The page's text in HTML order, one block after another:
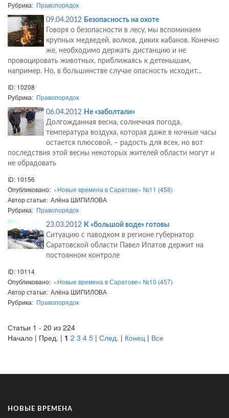
Рубрика: Правопорядок
09.04.2012 Безопасность на охоте
Говоря о безопасности в лесу, мы вспоминаем
крупных медведей, волков, диких кабанов. Конечно
же, необходимо держать дистанцию и не
провоцировать животных, приближаясь к детенышам,
например. Но, в большинстве случае опасность исходит...
ID: 10208
Рубрика: Правопорядок
06.04.2012 Не «заболтали»
Долгожданная весна, солнечная погода,
температура воздуха, которая даже в ночные часы
остается плюсовой, – радость для всех, но вот
последствия этой весны некоторых жителей области могут и
не обрадовать
ID: 10156
Опубликовано: «Новые времена в Саратове» №11 (458)
Автор статьи: Алёна ШИПИЛОВА
Рубрика: Правопорядок
23.03.2012 К «большой воде» готовы
Ситуацию с паводком в регионе губернатор
Саратовской области Павел Ипатов держит на
постоянном контроле
ID: 10114
Опубликовано: «Новые времена в Саратове» №10 (457)
Автор статьи: Алёна ШИПИЛОВА
Рубрика: Правопорядок
Статьи 1 - 20 из 224
Начало | Пред. | 1 2 3 4 5 | След. | Конец | Все
НОВЫЕ ВРЕМЕНА